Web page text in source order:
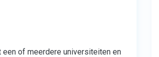
een of meerdere universiteiten en